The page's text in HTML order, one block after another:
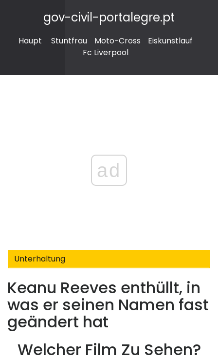
gov-civil-portalegre.pt
Haupt Stuntfrau Moto-Cross
Eiskunstlauf
Fc Liverpool
ad
Unterhaltung
Keanu Reeves enthüllt, in
was er seinen Namen fast
geändert hat
Welcher Film Zu Sehen?